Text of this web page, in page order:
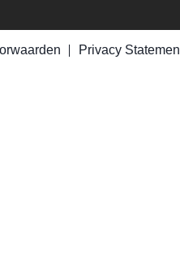
Privacy